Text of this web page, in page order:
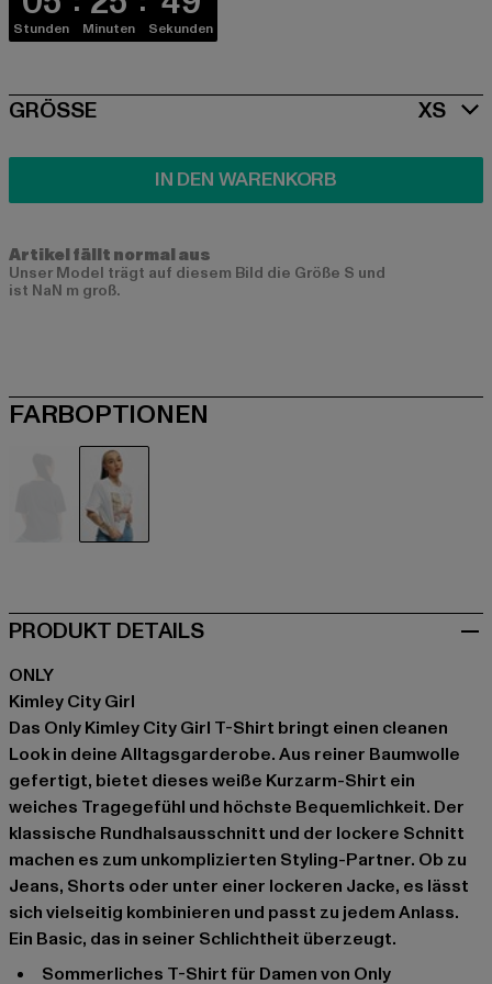
Stunden Minuten Sekunden
SIZE
GRÖSSE XS
IN DEN WARENKORB
Artikel fällt normal aus
Unser Model trägt auf diesem Bild die Größe S und
ist NaN m groß.
FARBOPTIONEN
PRODUKT DETAILS
ONLY
Kimley City Girl
Das Only Kimley City Girl T-Shirt bringt einen cleanen
Look in deine Alltagsgarderobe. Aus reiner Baumwolle
gefertigt, bietet dieses weiße Kurzarm-Shirt ein
weiches Tragegefühl und höchste Bequemlichkeit. Der
klassische Rundhalsausschnitt und der lockere Schnitt
machen es zum unkomplizierten Styling-Partner. Ob zu
Jeans, Shorts oder unter einer lockeren Jacke, es lässt
sich vielseitig kombinieren und passt zu jedem Anlass.
Ein Basic, das in seiner Schlichtheit überzeugt.
Sommerliches T-Shirt für Damen von Only